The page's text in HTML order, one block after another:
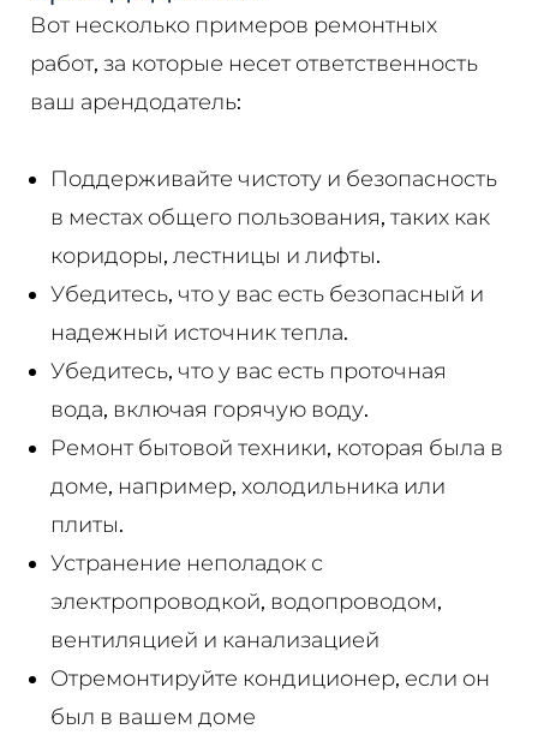
Вот несколько примеров ремонтных
работ, за которые несет ответственность
ваш арендодатель:
Поддерживайте чистоту и безопасность
в местах общего пользования, таких как
коридоры, лестницы и лифты.
Убедитесь, что у вас есть безопасный и
надежный источник тепла.
Убедитесь, что у вас есть проточная
вода, включая горячую воду.
Ремонт бытовой техники, которая была в
доме, например, холодильника или
плиты.
Устранение неполадок с
электропроводкой, водопроводом,
вентиляцией и канализацией
Отремонтируйте кондиционер, если он
был в вашем доме